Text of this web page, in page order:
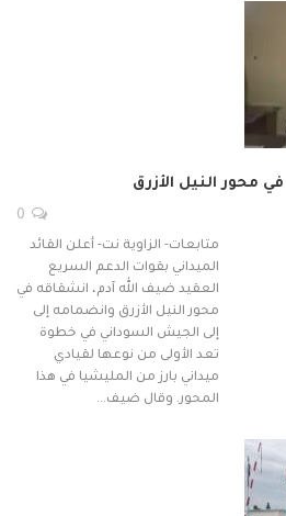
محور النيل الأزرق
متابعات- الزاوية نت- أعلن القائد
الميداني بقوات الدعم السريع
العقيد ضيف الله آدم، انشقاقه في
محور النيل الأزرق وانضمامه إلى
إلى الجيش السوداني في خطوة
تعد الأولى من نوعها لقيادي
ميداني بارز من المليشيا في هذا
المحور. وقال ضيف…